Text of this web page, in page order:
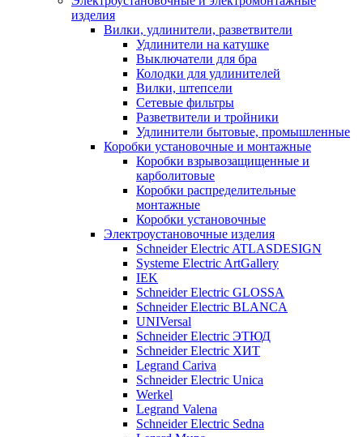
изделия
Вилки, удлинители, разветвители
Удлинители на катушке
Выключатели для бра
Колодки для удлинителей
Вилки, штепсели
Сетевые фильтры
Разветвители и тройники
Удлинители бытовые, промышленные
Коробки установочные и монтажные
Коробки взрывозащищенные и
карболитовые
Коробки распределительные
монтажные
Коробки установочные
Электроустановочные изделия
Schneider Electric ATLASDESIGN
Systeme Electric ArtGallery
IEK
Schneider Electric GLOSSA
Schneider Electric BLANCA
UNIVersal
Schneider Electric ЭТЮД
Schneider Electric ХИТ
Legrand Cariva
Schneider Electric Unica
Werkel
Legrand Valena
Schneider Electric Sedna